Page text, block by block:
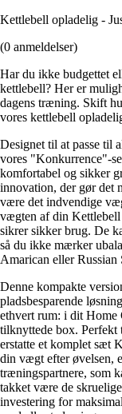
Kettlebell opladelig -
(0 anmeldelser)
Har du ikke budgettet
kettlebell? Her er
dagens træning. Skift
vores kettlebell
Designet til at passe til
vores "Konkurrence"-
komfortabel og sikker
innovation, der gør det
være det indvendige
vægten af din Kettlebell
sikrer sikker brug. De
så du ikke mærker
Amarican eller
Denne kompakte
pladsbesparende
ethvert rum: i dit Home
tilknyttede box. Perfekt
erstatte et komplet sæt
din vægt efter øvelsen,
træningspartnere, som
takket være de
investering for